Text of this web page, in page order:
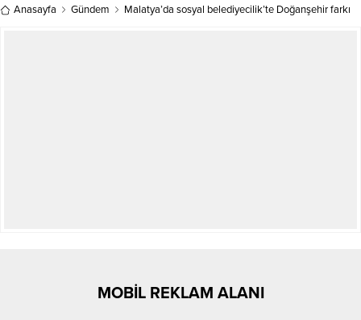
Anasayfa Gündem Malatya’da sosyal belediyecilik’te Doğanşehir farkı
MOBİL REKLAM ALANI